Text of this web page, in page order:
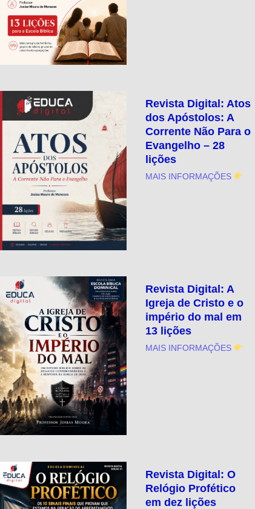
Revista Digital: Atos
dos Apóstolos: A
Corrente Não Para o
Evangelho – 28
lições
MAIS INFORMAÇÕES
Revista Digital: A
Igreja de Cristo e o
império do mal em
13 lições
MAIS INFORMAÇÕES
Revista Digital: O
Relógio Profético
em dez lições